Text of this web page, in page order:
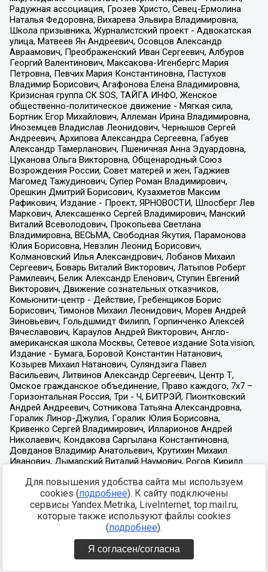
Для повышения удобства сайта мы используем
cookies (подробнее). К сайту подключены
сервисы Yandex.Metrika, LiveInternet, top.mail.ru,
которые также используют файлы cookies
(подробнее).
Я согласен/согласна